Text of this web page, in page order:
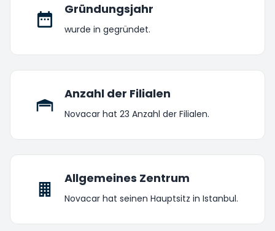
Gründungsjahr
wurde in gegründet.
Anzahl der Filialen
Novacar hat 23 Anzahl der Filialen.
Allgemeines Zentrum
Novacar hat seinen Hauptsitz in Istanbul.